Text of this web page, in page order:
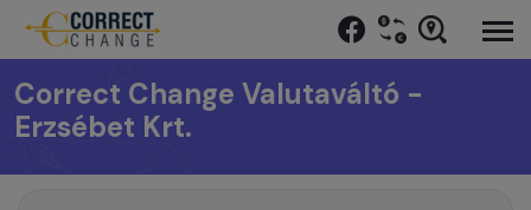
Correct Change Valutaváltó -
Erzsébet Krt.